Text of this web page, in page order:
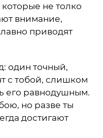
которые не толко
внимание,
приводят
один точный,
с тобой, слишком
его равнодушным.
но разве ты
достигают